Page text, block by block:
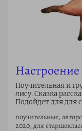
Настроение
Поучительная и
лису. Сказка
Подойдет для для
поучительные,
2020, для